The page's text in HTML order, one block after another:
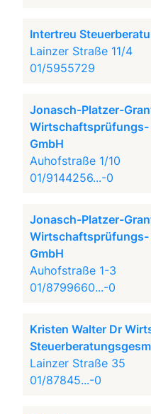
Intertreu
Lainzer Straße 11/4
01/5955729
Jonasch-Platzer-
GmbH
Auhofstraße 1/10
01/9144256...-0
Jonasch-Platzer-
GmbH
Auhofstraße 1-3
01/8799660...-0
Kristen Walter Dr
Lainzer Straße 35
01/87845...-0